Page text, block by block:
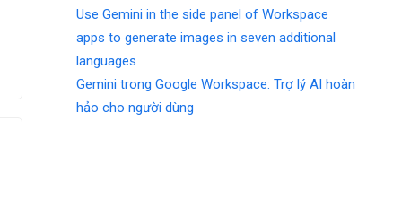
Use Gemini in the side panel of Workspace
apps to generate images in seven additional
languages
Gemini trong Google Workspace: Trợ lý AI hoàn
hảo cho người dùng